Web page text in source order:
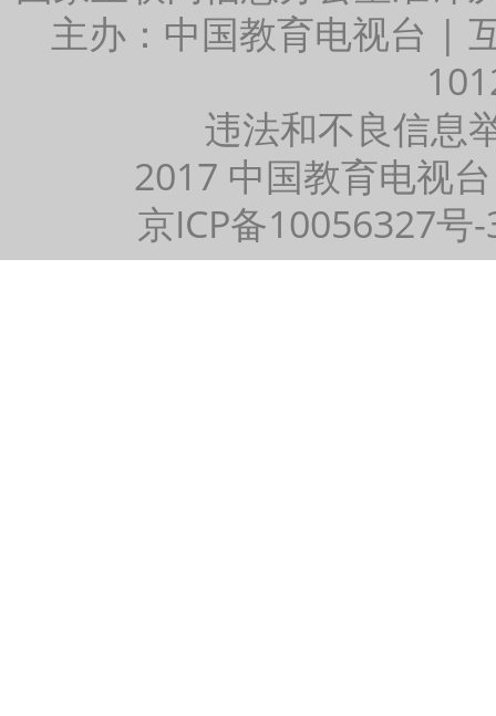
主办：中国教育电视台 |
违法和不良信息
2017 中国教育电视
京ICP备10056327号